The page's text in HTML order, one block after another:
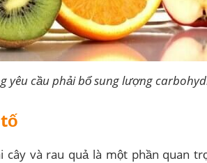
yêu cầu phải bổ sung lượng
và rau quả là một phần quan